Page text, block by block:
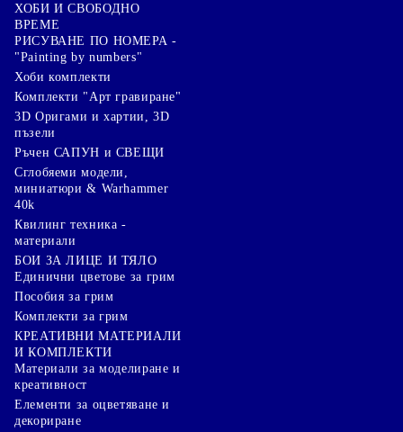
ХОБИ И СВОБОДНО
ВРЕМЕ
РИСУВАНЕ ПО НОМЕРА -
"Painting by numbers"
Хоби комплекти
Комплекти "Арт гравиране"
3D Оригами и хартии, 3D
пъзели
Ръчен САПУН и СВЕЩИ
Сглобяеми модели,
миниатюри & Warhammer
40k
Квилинг техника -
материали
БОИ ЗА ЛИЦЕ И ТЯЛО
Единични цветове за грим
Пособия за грим
Комплекти за грим
КРЕАТИВНИ МАТЕРИАЛИ
И КОМПЛЕКТИ
Mатериали за моделиране и
креативност
Елементи за оцветяване и
декориране